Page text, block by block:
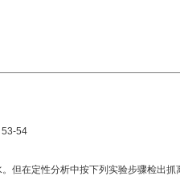
53-54
但在定性分析中按下列实验步骤检出